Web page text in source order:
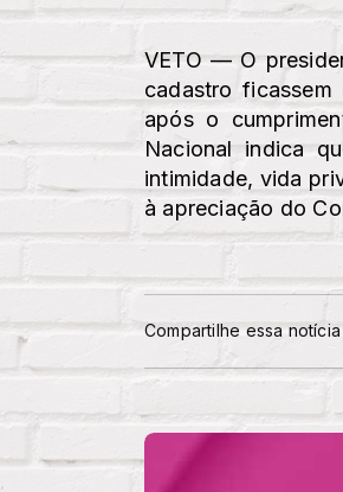
VETO — O
cadastro
após o
Nacional indica
intimidade, vida
à apreciação do
Compartilhe essa notícia